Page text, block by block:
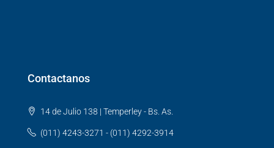
Contactanos
14 de Julio 138 | Temperley - Bs. As.
(011) 4243-3271 - (011) 4292-3914